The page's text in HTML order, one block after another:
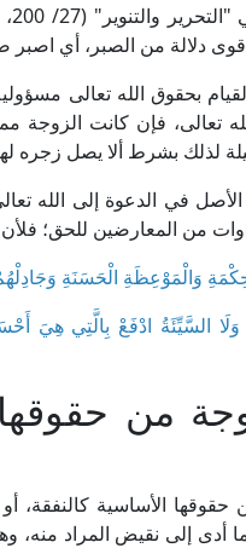
دلالة من الصبر، أي اصبر
بحقوق الله تعالى
تعالى، فإن كانت
لذلك بشرط ألا يصل زجره لها
في الدعوة إلى الله
من المعارضين للحق؛
وَالْمَوْعِظَةِ الْحَسَنَةِ
السَّيِّئَةُ ادْفَعْ بِالَّتِي هِيَ
من حقوقها
حقوقها الأساسية كالنفقة،
إلى نقيض المراد منه، وهو